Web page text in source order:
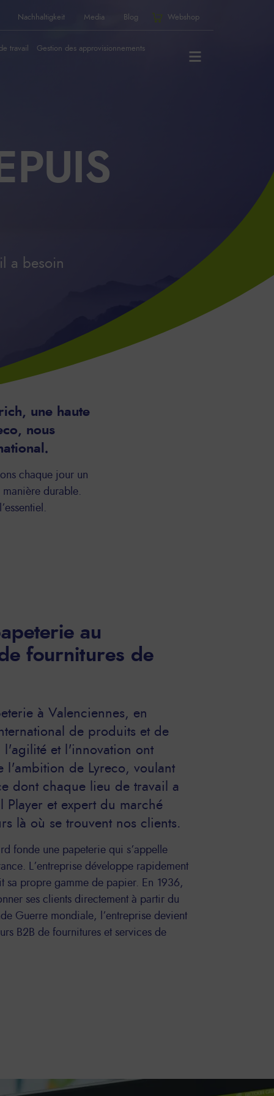
Nachhaltigkeit Media Blog Webshop
travail Gestion des approvisionnements
a besoin
une haute
nous
chaque jour un
durable.
au
fournitures de
à Valenciennes, en
de produits et de
et l'innovation ont
l'ambition de Lyreco, voulant
dont chaque lieu de travail a
et expert du marché
là où se trouvent nos clients.
fonde une papeterie qui s’appelle
L’entreprise développe rapidement
sa propre gamme de papier. En 1936,
ses clients directement à partir du
Guerre mondiale, l’entreprise devient
B2B de fournitures et services de